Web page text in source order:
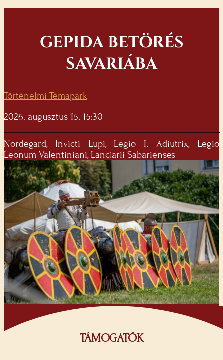
GEPIDA BETÖRÉS
SAVARIÁBA
Történelmi Témapark
2026. augusztus 15. 15:30
Nordegard, Invicti Lupi, Legio I. Adiutrix, Legio
Leonum Valentiniani, Lanciarii Sabarienses
TÁMOGATÓK